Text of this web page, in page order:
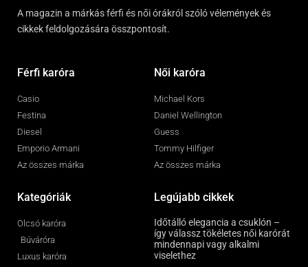
A magazin a márkás férfi és női órákról szóló vélemények és
cikkek feldolgozására összpontosít.
Férfi karóra
Casio
Festina
Diesel
Emporio Armani
Az összes márka
Női karóra
Michael Kors
Daniel Wellington
Guess
Tommy Hilfiger
Az összes márka
Kategóriák
Olcsó karóra
Búváróra
Luxus karóra
Legújabb cikkek
Időtálló elegancia a csuklón –
így válassz tökéletes női karórát
mindennapi vagy alkalmi
viselethez